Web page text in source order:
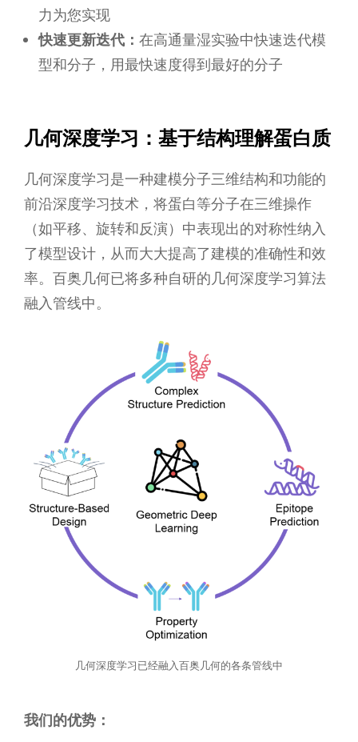
力为您实现
快速更新迭代： 在高通量湿实验中快速迭代模
型和分子，用最快速度得到最好的分子
几何深度学习：基于结构理解蛋白质
几何深度学习是一种建模分子三维结构和功能的
前沿深度学习技术，将蛋白等分子在三维操作
（如平移、旋转和反演）中表现出的对称性纳入
了模型设计，从而大大提高了建模的准确性和效
率。百奥几何已将多种自研的几何深度学习算法
融入管线中。
几何深度学习已经融入百奥几何的各条管线中
我们的优势：